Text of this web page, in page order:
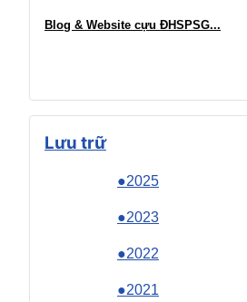
Blog & Website cựu ĐHSPSG...
Lưu trữ
●2025
●2023
●2022
●2021